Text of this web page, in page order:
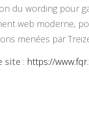
du wording pour
web moderne,
menées par
site : https://